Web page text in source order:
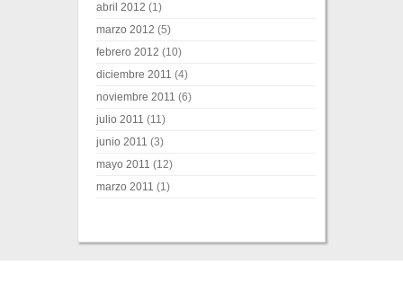
abril 2012 (1)
marzo 2012 (5)
febrero 2012 (10)
diciembre 2011 (4)
noviembre 2011 (6)
julio 2011 (11)
junio 2011 (3)
mayo 2011 (12)
marzo 2011 (1)